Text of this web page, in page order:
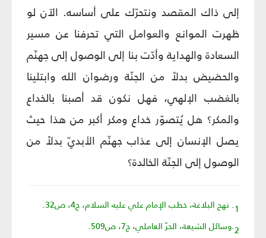
إلى ذاك المقصد ونتحرّك على أساسه. الآن لو
ظهرت الموانع والعوامل التي تحرفنا عن مسير
السعادة والهداية وأدّت بنا إلى الوصول إلى جهنّم
والحضيض بدلاً من الجنّة ورضوان الله وابتلينا
بالغضب الإلهي، فهل نكون قد أصبنا بالخداع
والمكر؟ هل يُتصوّر خداع ومكر أكبر من هذا حيث
يصل الإنسان إلى عذاب جهنّم الأبديّ بدلاً من
الوصول إلى الجنّة الخالدة؟
1. نهج البلاغة، خطب الإمام علي عليه السلام، ج4، ص32.
2.وسائل الشيعة، الحرّ العاملي، ج7، ص509.